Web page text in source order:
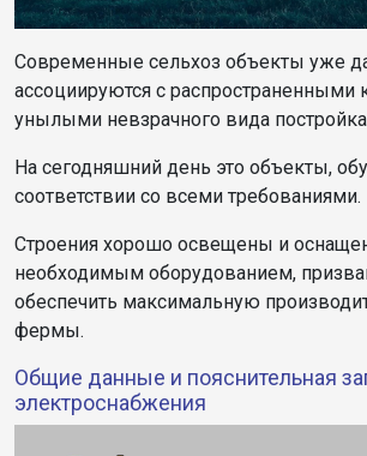
Современные сельхоз объекты уже
ассоциируются с распространенными
унылыми невзрачного вида
На сегодняшний день это объекты,
соответствии со всеми требованиями.
Строения хорошо освещены и
необходимым оборудованием,
обеспечить максимальную
фермы.
Общие данные и пояснительная
электроснабжения